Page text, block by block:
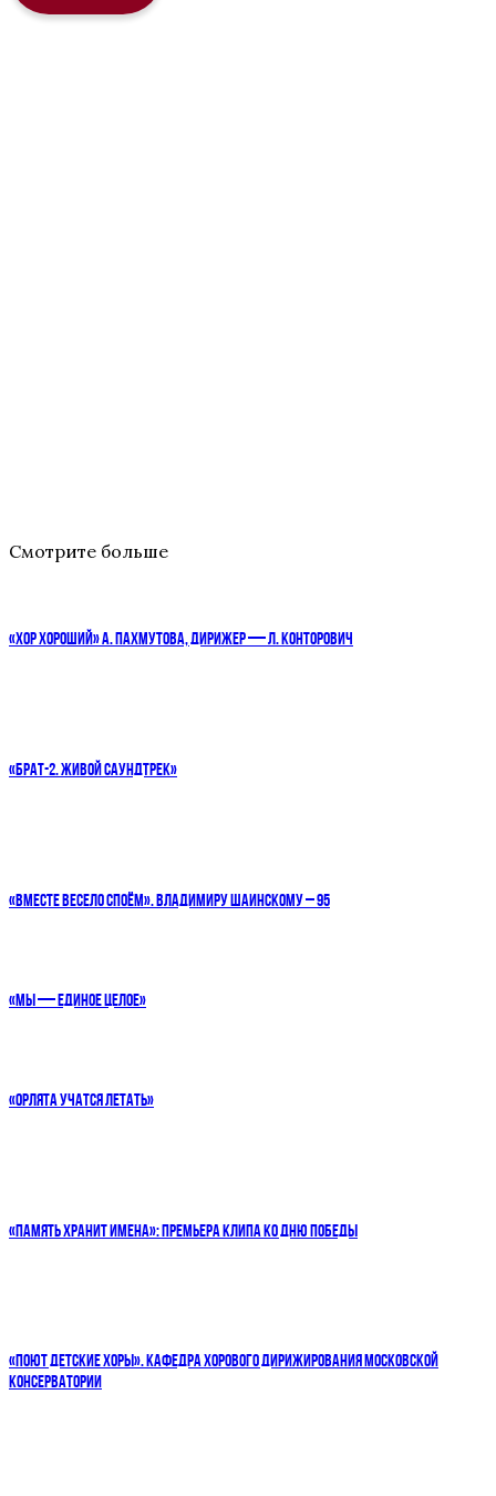
Смотрите больше
«ХОР ХОРОШИЙ» А. ПАХМУТОВА, ДИРИЖЕР — Л. КОНТОРОВИЧ
«БРАТ-2. ЖИВОЙ САУНДТРЕК»
«ВМЕСТЕ ВЕСЕЛО СПОЁМ». ВЛАДИМИРУ ШАИНСКОМУ – 95
«МЫ — ЕДИНОЕ ЦЕЛОЕ»
«ОРЛЯТА УЧАТСЯ ЛЕТАТЬ»
«ПАМЯТЬ ХРАНИТ ИМЕНА»: ПРЕМЬЕРА КЛИПА КО ДНЮ ПОБЕДЫ
«ПОЮТ ДЕТСКИЕ ХОРЫ». КАФЕДРА ХОРОВОГО ДИРИЖИРОВАНИЯ МОСКОВСКОЙ
КОНСЕРВАТОРИИ